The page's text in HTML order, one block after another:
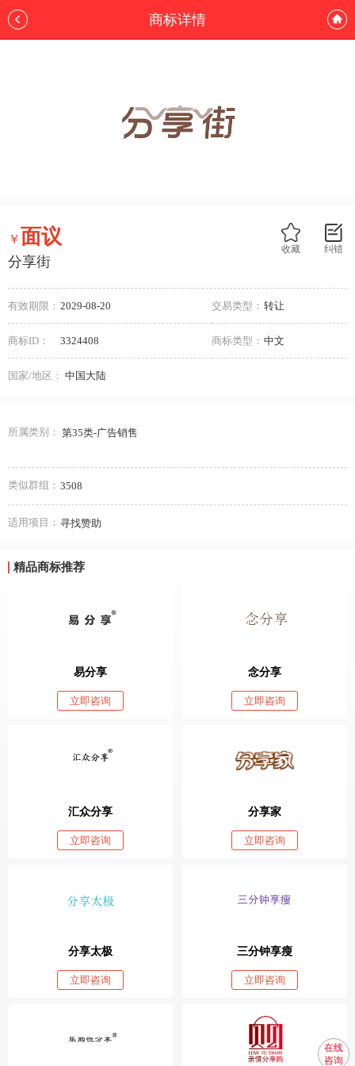
商标详情
纠错
收藏
￥面议
分享街
有效期限： 2029-08-20 交易类型： 转让
商标ID： 3324408 商标类型： 中文
国家/地区： 中国大陆
所属类别： 第35类-广告销售
类似群组： 3508
适用项目： 寻找赞助
精品商标推荐
易分享
立即咨询
念分享
立即咨询
汇众分享
立即咨询
分享家
立即咨询
分享太极
立即咨询
三分钟享瘦
立即咨询
在线
咨询